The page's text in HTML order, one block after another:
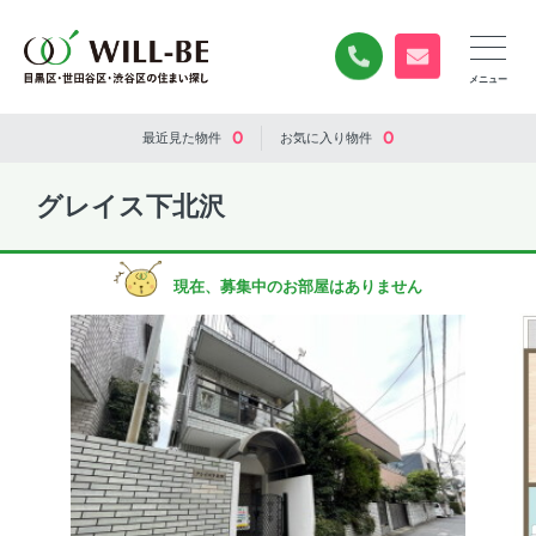
0120-840-834
無料お問い合
最近見た物件 0 お気に入り物件 0
グレイス下北沢
現在、募集中のお部屋はありません